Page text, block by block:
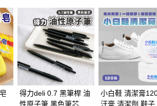
得力deli 0.7 黑筆桿 油
性原子筆 黑色筆芯
小白鞋 清潔膏
汙膏 清潔劑 鞋子